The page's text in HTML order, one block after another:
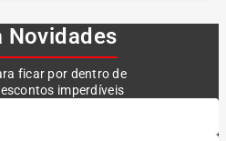
Novidades
ficar por dentro de
imperdíveis